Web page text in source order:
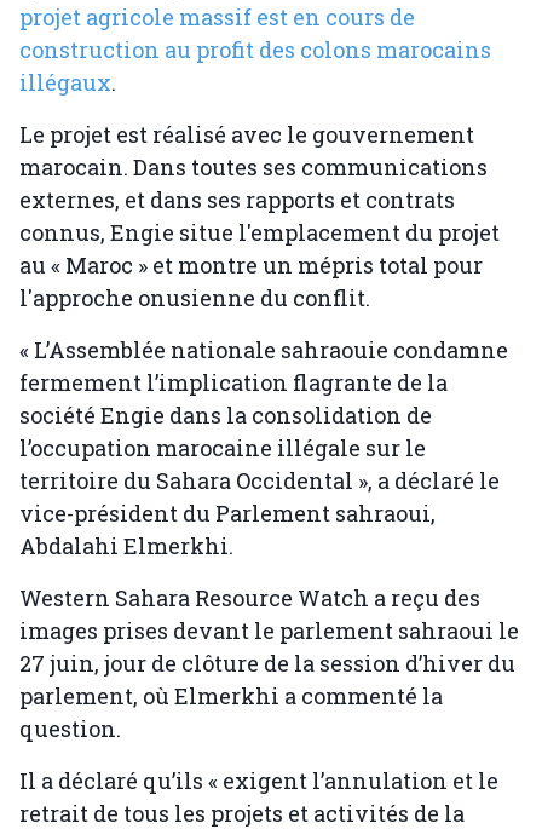
projet agricole massif est en cours de
construction au profit des colons marocains
illégaux.
Le projet est réalisé avec le gouvernement
marocain. Dans toutes ses communications
externes, et dans ses rapports et contrats
connus, Engie situe l'emplacement du projet
au « Maroc » et montre un mépris total pour
l'approche onusienne du conflit.
« L’Assemblée nationale sahraouie condamne
fermement l’implication flagrante de la
société Engie dans la consolidation de
l’occupation marocaine illégale sur le
territoire du Sahara Occidental », a déclaré le
vice-président du Parlement sahraoui,
Abdalahi Elmerkhi.
Western Sahara Resource Watch a reçu des
images prises devant le parlement sahraoui le
27 juin, jour de clôture de la session d’hiver du
parlement, où Elmerkhi a commenté la
question.
Il a déclaré qu’ils « exigent l’annulation et le
retrait de tous les projets et activités de la